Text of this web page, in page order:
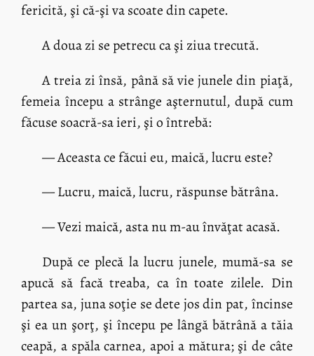
fericită, şi că-şi va scoate din capete.
A doua zi se petrecu ca şi ziua trecută.
A treia zi însă, până să vie junele din piaţă,
femeia începu a strânge aşternutul, după cum
făcuse soacră-sa ieri, şi o întrebă:
— Aceasta ce făcui eu, maică, lucru este?
— Lucru, maică, lucru, răspunse bătrâna.
— Vezi maică, asta nu m-au învăţat acasă.
După ce plecă la lucru junele, mumă-sa se
apucă să facă treaba, ca în toate zilele. Din
partea sa, juna soţie se dete jos din pat, încinse
şi ea un şorţ, şi începu pe lângă bătrână a tăia
ceapă, a spăla carnea, apoi a mătura; şi de câte